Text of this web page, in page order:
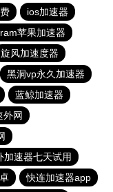
ios加速器
苹果加速器
旋风加速度器
黑洞vp永久加速器
蓝鲸加速器
外网
加速器七天试用
快连加速器app